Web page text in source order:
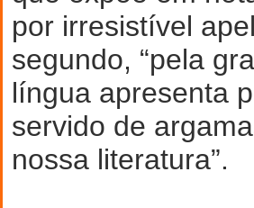
por irresistível
segundo, “pela
língua apresenta
servido de
nossa literatura”.